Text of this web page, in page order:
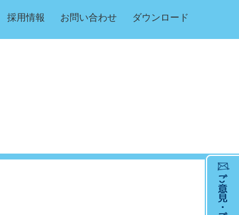
採用情報 お問い合わせ ダウンロード